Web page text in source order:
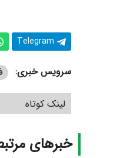
Telegram
سرویس خبری:
لینک کوتاه
خبرهای